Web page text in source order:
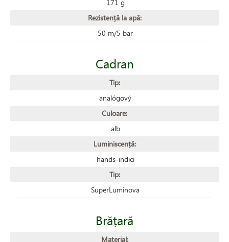
171 g
Rezistență la apă:
50 m/5 bar
Cadran
Tip:
analógový
Culoare:
alb
Luminiscență:
hands-indici
Tip:
SuperLuminova
Brățară
Material: